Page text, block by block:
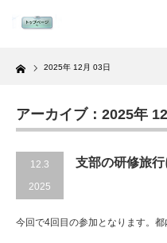
Home 2025年 12月 03日
アーカイブ：2025年
12.3
2025
支部の研修旅
今回で4回目の参加となります。都